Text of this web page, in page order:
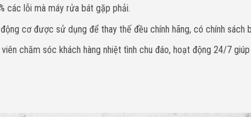
các lỗi mà máy rửa bát gặp phải.
cơ được sử dụng để thay thế đều chính hãng, có chính sách
chăm sóc khách hàng nhiệt tình chu đáo, hoạt động 24/7